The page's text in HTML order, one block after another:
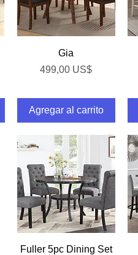
Vista rápida
Gia
Precio
499,00 US$
Agregar al carrito
Vista rápida
Fuller 5pc Dining Set